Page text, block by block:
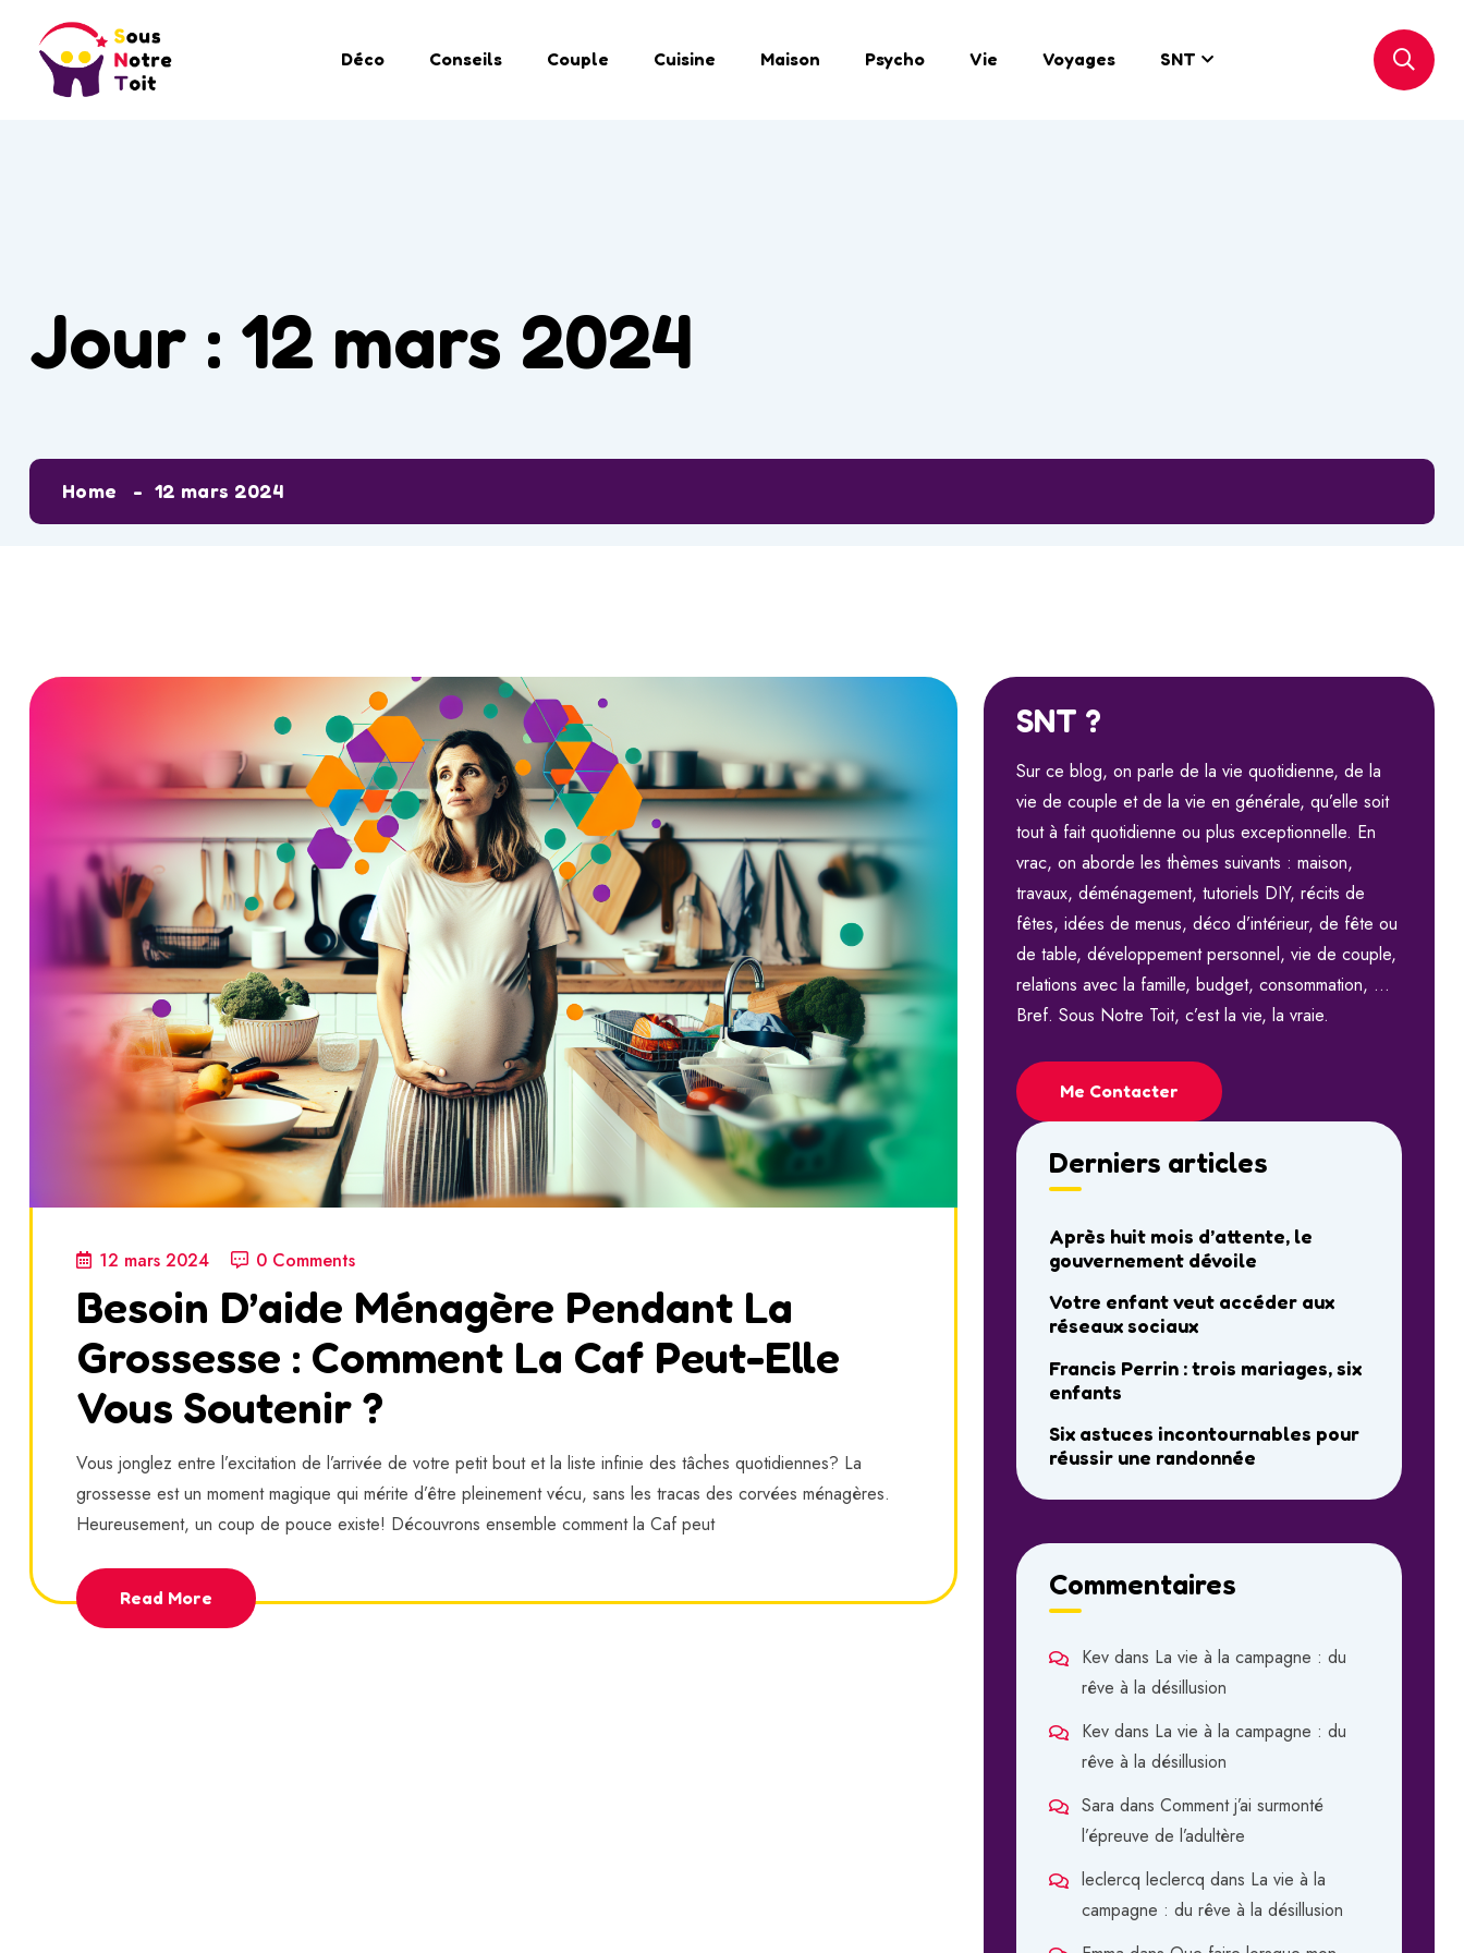
Déco Conseils Couple Cuisine Maison Psycho Vie Voyages SNT
Jour : 12 mars 2024
Home 12 mars 2024
12 mars 2024 0 Comments
Besoin D’aide Ménagère Pendant La
Grossesse : Comment La Caf Peut-Elle
Vous Soutenir ?
Vous jonglez entre l’excitation de l’arrivée de votre petit bout et la liste infinie des tâches quotidiennes? La
grossesse est un moment magique qui mérite d’être pleinement vécu, sans les tracas des corvées ménagères.
Heureusement, un coup de pouce existe! Découvrons ensemble comment la Caf peut
Read More
SNT ?
Sur ce blog, on parle de la vie quotidienne, de la
vie de couple et de la vie en générale, qu’elle soit
tout à fait quotidienne ou plus exceptionnelle. En
vrac, on aborde les thèmes suivants : maison,
travaux, déménagement, tutoriels DIY, récits de
fêtes, idées de menus, déco d’intérieur, de fête ou
de table, développement personnel, vie de couple,
relations avec la famille, budget, consommation, …
Bref. Sous Notre Toit, c’est la vie, la vraie.
Me Contacter
Derniers articles
Après huit mois d’attente, le
gouvernement dévoile
Votre enfant veut accéder aux
réseaux sociaux
Francis Perrin : trois mariages, six
enfants
Six astuces incontournables pour
réussir une randonnée
Commentaires
Kev dans La vie à la campagne : du
rêve à la désillusion
Kev dans La vie à la campagne : du
rêve à la désillusion
Sara dans Comment j’ai surmonté
l’épreuve de l’adultère
leclercq leclercq dans La vie à la
campagne : du rêve à la désillusion